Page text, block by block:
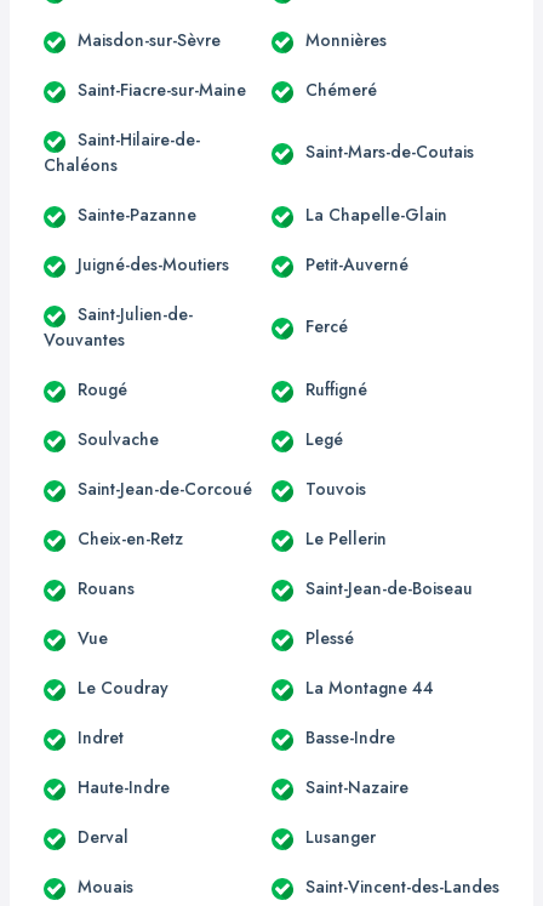
Maisdon-sur-Sèvre Monnières
Saint-Fiacre-sur-Maine Chémeré
Saint-Hilaire-de-
Chaléons
Saint-Mars-de-Coutais
Sainte-Pazanne La Chapelle-Glain
Juigné-des-Moutiers Petit-Auverné
Saint-Julien-de-
Vouvantes
Fercé
Rougé Ruffigné
Soulvache Legé
Saint-Jean-de-Corcoué Touvois
Cheix-en-Retz Le Pellerin
Rouans Saint-Jean-de-Boiseau
Vue Plessé
Le Coudray La Montagne 44
Indret Basse-Indre
Haute-Indre Saint-Nazaire
Derval Lusanger
Mouais Saint-Vincent-des-Landes